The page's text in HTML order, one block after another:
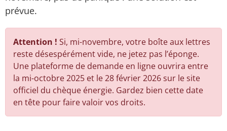
prévue.
Attention ! Si, mi-novembre, votre boîte aux lettres
reste désespérément vide, ne jetez pas l’éponge.
Une plateforme de demande en ligne ouvrira entre
la mi-octobre 2025 et le 28 février 2026 sur le site
officiel du chèque énergie. Gardez bien cette date
en tête pour faire valoir vos droits.